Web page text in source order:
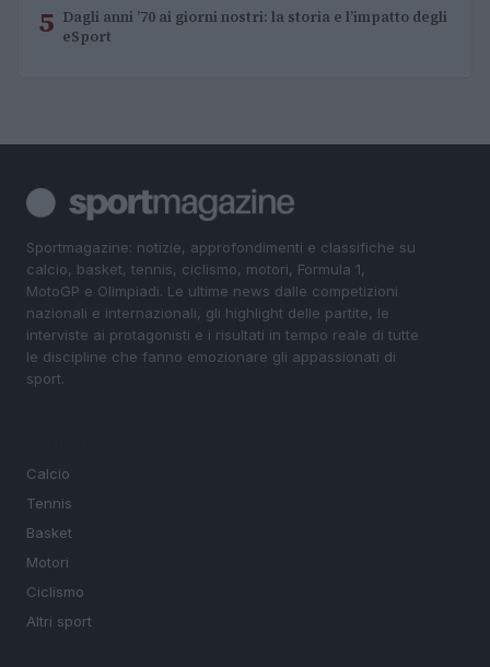
5 Dagli anni ’70 ai giorni nostri: la storia e l’impatto degli
eSport
Sportmagazine: notizie, approfondimenti e classifiche su
calcio, basket, tennis, ciclismo, motori, Formula 1,
MotoGP e Olimpiadi. Le ultime news dalle competizioni
nazionali e internazionali, gli highlight delle partite, le
interviste ai protagonisti e i risultati in tempo reale di tutte
le discipline che fanno emozionare gli appassionati di
sport.
Calcio
Tennis
Basket
Motori
Ciclismo
Altri sport